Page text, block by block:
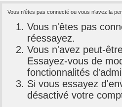
Vous n'êtes pas connecté ou vous n'avez la
Vous n'êtes pas
réessayez.
Vous n'avez peut-
Essayez-vous de
fonctionnalités
Si vous essayez
désactivé votre